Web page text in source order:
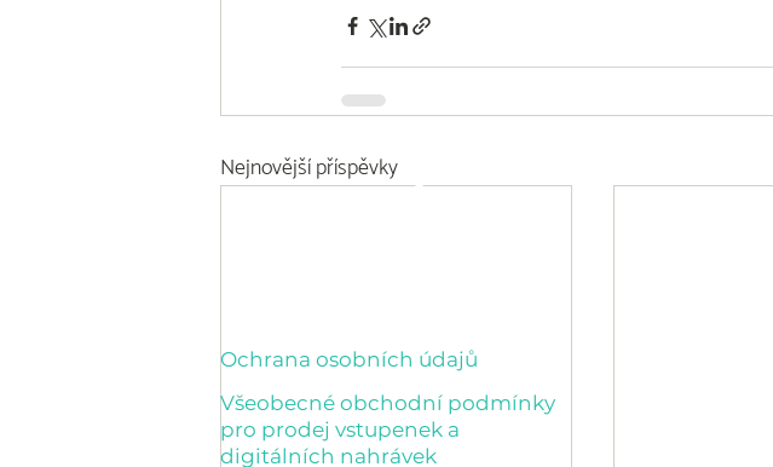
Nejnovější příspěvky
Ochrana osobních údajů
Všeobecné obchodní podmínky
pro prodej vstupenek a
digitálních nahrávek